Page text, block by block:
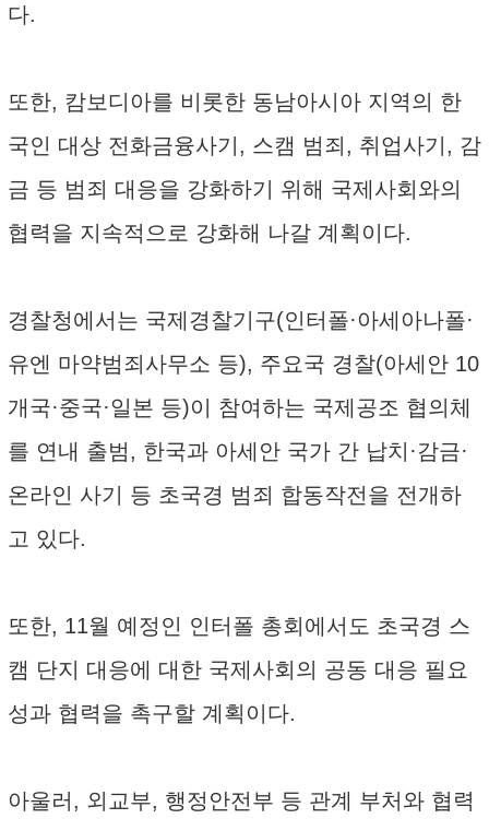
다.
또한, 캄보디아를 비롯한 동남아시아 지역의 한
국인 대상 전화금융사기, 스캠 범죄, 취업사기, 감
금 등 범죄 대응을 강화하기 위해 국제사회와의
협력을 지속적으로 강화해 나갈 계획이다.
경찰청에서는 국제경찰기구(인터폴·아세아나폴·
유엔 마약범죄사무소 등), 주요국 경찰(아세안 10
개국·중국·일본 등)이 참여하는 국제공조 협의체
를 연내 출범, 한국과 아세안 국가 간 납치·감금·
온라인 사기 등 초국경 범죄 합동작전을 전개하
고 있다.
또한, 11월 예정인 인터폴 총회에서도 초국경 스
캠 단지 대응에 대한 국제사회의 공동 대응 필요
성과 협력을 촉구할 계획이다.
아울러, 외교부, 행정안전부 등 관계 부처와 협력